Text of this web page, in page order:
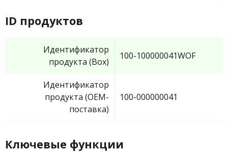
ID продуктов
Идентификатор
продукта (Box)
100-100000041WOF
Идентификатор
продукта (OEM-
поставка)
100-000000041
Ключевые функции